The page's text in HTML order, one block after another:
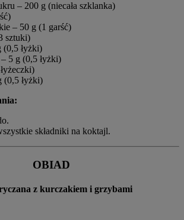
– 200 g (niecała szklanka)
– 50 g (1 garść)
sztuki)
(0,5 łyżki)
5 g (0,5 łyżki)
(0,5 łyżki)
składniki na koktajl.
OBIAD
z kurczakiem i grzybami